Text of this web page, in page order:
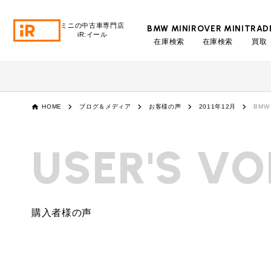
ミニの中古車専門店
iR:イール
BMW MINI
在庫検索
ROVER MINI
在庫検索 買取
ROVER MINI ローバーミニ 在庫検索
TRADE
iRの買取が他社よりも高い理由
MAINTENANCE
HOME ブログ＆メディア お客様の声 2011年12月
USER'S
購入者様の声